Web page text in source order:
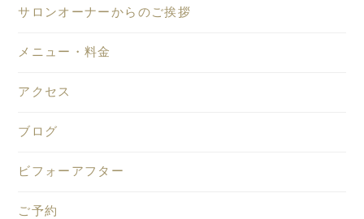
サロンオーナーからのご挨拶
メニュー・料金
アクセス
ブログ
ビフォーアフター
ご予約